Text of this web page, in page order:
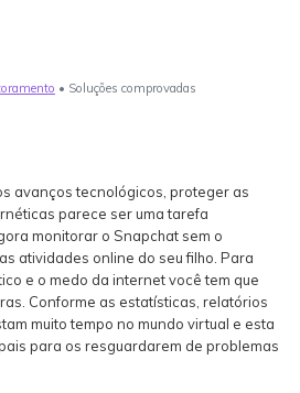
• Soluções comprovadas
avanços tecnológicos, proteger as
parece ser uma tarefa
monitorar o Snapchat sem o
atividades online do seu filho. Para
e o medo da internet você tem que
Conforme as estatísticas, relatórios
muito tempo no mundo virtual e esta
para os resguardarem de problemas